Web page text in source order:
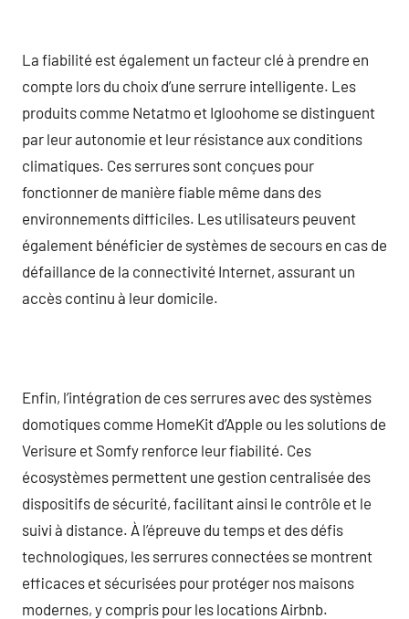
La fiabilité est également un facteur clé à prendre en
compte lors du choix d’une serrure intelligente. Les
produits comme Netatmo et Igloohome se distinguent
par leur autonomie et leur résistance aux conditions
climatiques. Ces serrures sont conçues pour
fonctionner de manière fiable même dans des
environnements difficiles. Les utilisateurs peuvent
également bénéficier de systèmes de secours en cas de
défaillance de la connectivité Internet, assurant un
accès continu à leur domicile.
Enfin, l’intégration de ces serrures avec des systèmes
domotiques comme HomeKit d’Apple ou les solutions de
Verisure et Somfy renforce leur fiabilité. Ces
écosystèmes permettent une gestion centralisée des
dispositifs de sécurité, facilitant ainsi le contrôle et le
suivi à distance. À l’épreuve du temps et des défis
technologiques, les serrures connectées se montrent
efficaces et sécurisées pour protéger nos maisons
modernes, y compris pour les locations Airbnb.